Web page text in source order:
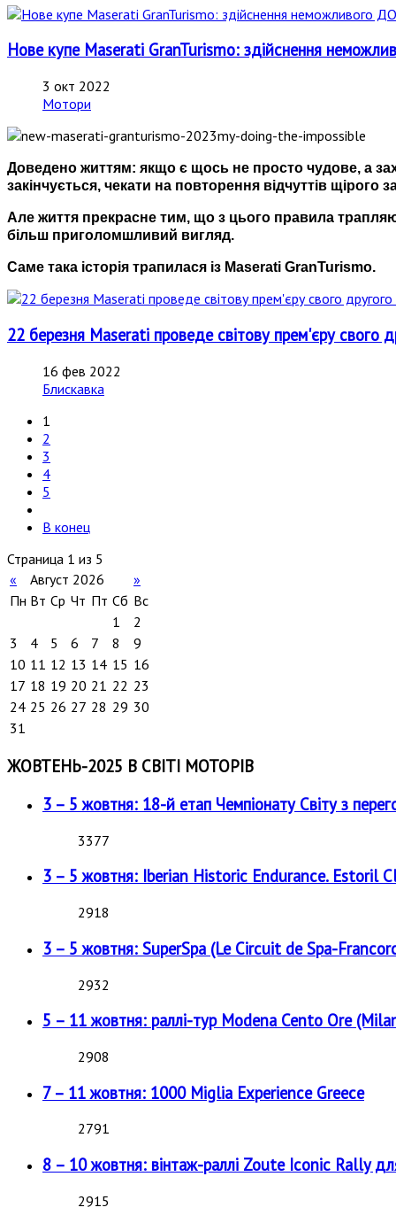
Нове купе Maserati GranTurismo: здійснення
3 окт 2022
Мотори
Доведено життям: якщо є щось не просто чудове, а
закінчується, чекати на повторення відчуттів
Але життя прекрасне тим, що з цього правила
більш приголомшливий вигляд.
Саме така історія трапилася із Maserati GranTurismo.
22 березня Maserati проведе світову прем'єру свого
16 фев 2022
Блискавка
1
2
3
4
5
В конец
Страница 1 из 5
«
Август 2026
»
Пн Вт Ср Чт Пт Сб Вс
1
2
3
4 5 6 7 8
9
10 11 12 13 14 15 16
17 18 19 20 21 22 23
24 25 26 27 28 29 30
31
ЖОВТЕНЬ-2025 В СВІТІ МОТОРІВ
3 – 5 жовтня: 18-й етап Чемпіонату Світу з
3377
3 – 5 жовтня: Iberian Historic Endurance. Estoril
2918
3 – 5 жовтня: SuperSpa (Le Circuit de Spa-
2932
5 – 11 жовтня: раллі-тур Modena Cento Ore
2908
7 – 11 жовтня: 1000 Miglia Experience Greece
2791
8 – 10 жовтня: вінтаж-раллі Zoute Iconic Rally
2915